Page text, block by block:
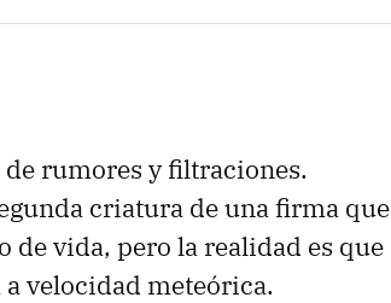
rumores y filtraciones.
criatura de una firma que
de vida, pero la realidad es que
velocidad meteórica.